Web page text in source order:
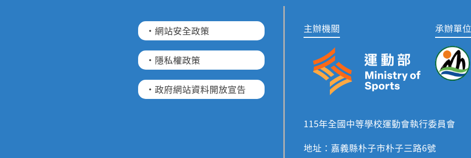
·網站安全政策
·隱私權政策
·政府網站資料開放宣告
主辦機關 承辦單位
115年全國中等學校運動會執行委員會
地址：嘉義縣朴子市朴子三路6號